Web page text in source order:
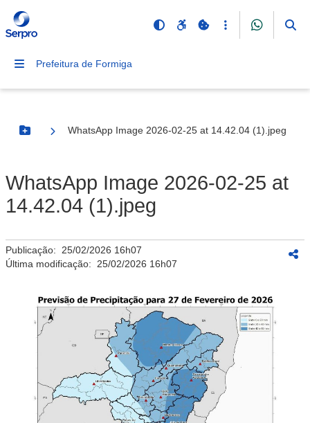
Prefeitura de Formiga
Botão Menu
WhatsApp Image 2026-02-25 at 14.42.04 (1).jpeg
WhatsApp Image 2026-02-25 at
14.42.04 (1).jpeg
Publicação: 25/02/2026 16h07
Última modificação: 25/02/2026 16h07